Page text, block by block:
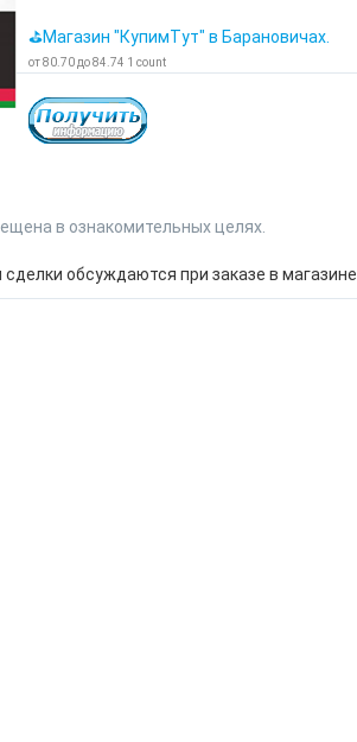
⛳Магазин "КупимТут" в Барановичах.
от80.70до84.74 1 count
в ознакомительных целях.
обсуждаются при заказе в магазине.